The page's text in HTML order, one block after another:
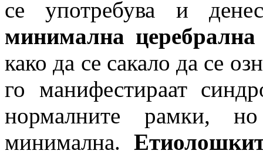
се употребува и
минимална церебрална
како да се сакало да се
го манифестираат
нормалните рамки,
минимална.